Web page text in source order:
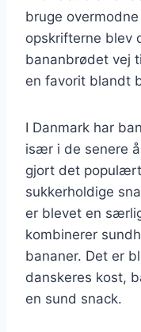
bruge
opskrifterne blev
bananbrødet vej
en favorit blandt
I Danmark har
især i de senere
gjort det
sukkerholdige
er blevet en
kombinerer
bananer. Det er
danskeres kost,
en sund snack.